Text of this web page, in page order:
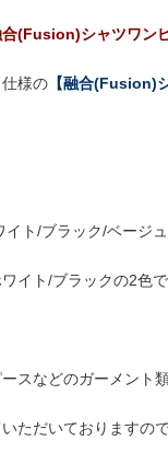
合(Fusion)シャツワン
様の 【融合(Fusion)
ト/ブラック/ベージュ
イト/ブラックの2色で
スなどのガーメント
ただいておりますの